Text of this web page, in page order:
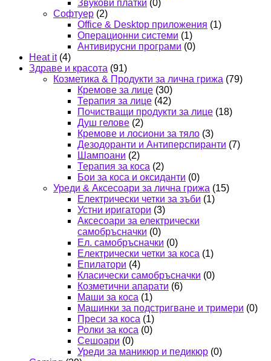
Звукови платки (0)
Софтуер (2)
Office & Desktop приложения (1)
Операционни системи (1)
Антивирусни програми (0)
Heat it (4)
Здраве и красота (91)
Козметика & Продукти за лична грижа (79)
Кремове за лице (30)
Терапия за лице (42)
Почистващи продукти за лице (18)
Душ гелове (2)
Кремове и лосиони за тяло (3)
Дезодоранти и Антиперспиранти (7)
Шампоани (2)
Терапия за коса (2)
Бои за коса и оксиданти (0)
Уреди & Аксесоари за лична грижа (15)
Електрически четки за зъби (1)
Устни иригатори (3)
Аксесоари за електрически
самобръсначки (0)
Ел. самобръсначки (0)
Електрически четки за коса (1)
Епилатори (4)
Класически самобръсначки (0)
Козметични апарати (6)
Маши за коса (1)
Машинки за подстригване и тримери (0)
Преси за коса (1)
Ролки за коса (0)
Сешоари (0)
Уреди за маникюр и педикюр (0)